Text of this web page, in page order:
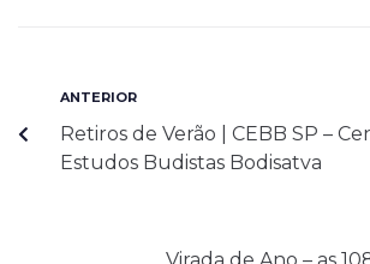
ANTERIOR
Retiros de Verão | CEBB SP –
Estudos Budistas Bodisatva